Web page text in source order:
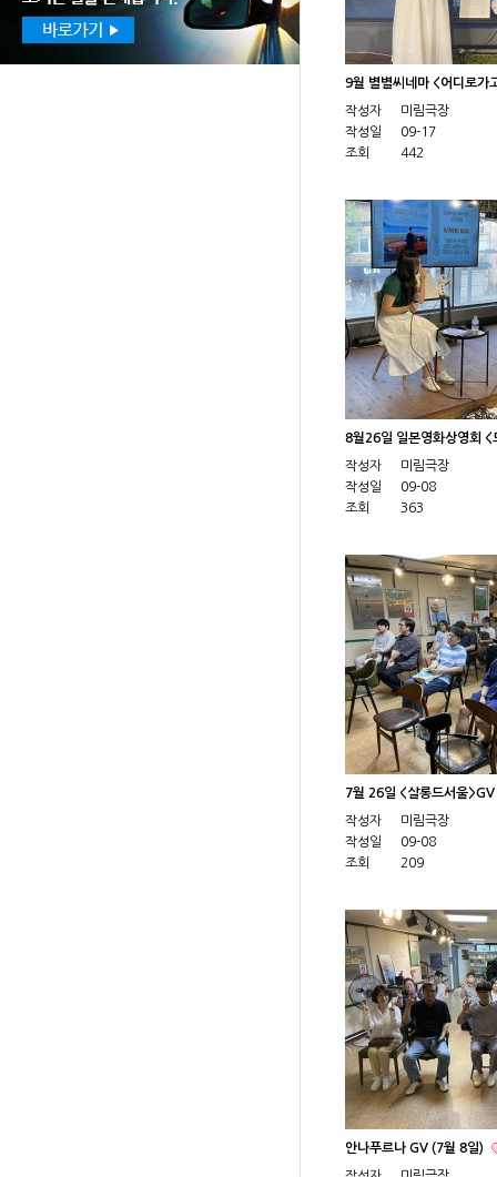
9월 별별씨네마 <어디로가
작성자
미림극장
작성일
09-17
조회
442
8월26일 일본영화상영회
작성자
미림극장
작성일
09-08
조회
363
7월 26일 <살롱드서울>GV
작성자
미림극장
작성일
09-08
조회
209
안나푸르나 GV (7월 8일)